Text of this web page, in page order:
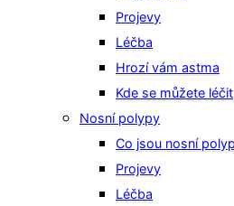
Projevy
Léčba
Hrozí vám astma
Kde se můžete
Nosní polypy
Co jsou nosní
Projevy
Léčba